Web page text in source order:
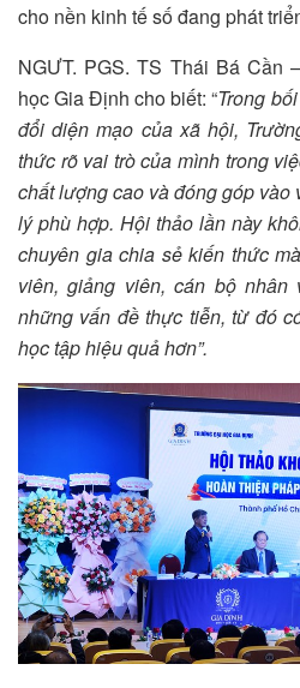
cho nền kinh tế số đang phát
NGƯT. PGS. TS Thái Bá Cần
học Gia Định cho biết: “Trong
đổi diện mạo của xã hội,
thức rõ vai trò của mình trong
chất lượng cao và đóng góp
lý phù hợp. Hội thảo lần này
chuyên gia chia sẻ kiến thức
viên, giảng viên, cán bộ
những vấn đề thực tiễn, từ đó
học tập hiệu quả hơn”.